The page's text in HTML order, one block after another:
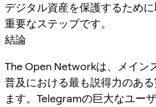
デジタル資産を保護するため
重要なステップです。
結論
The Open Networkは、メイン
普及における最も説得力のあ
ます。Telegramの巨大なユー